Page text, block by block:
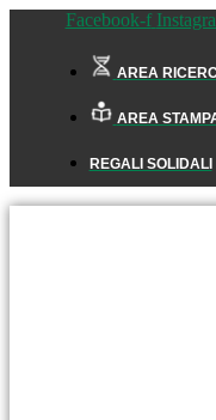
Facebook-f
AREA
AREA
REGALI SOLIDALI